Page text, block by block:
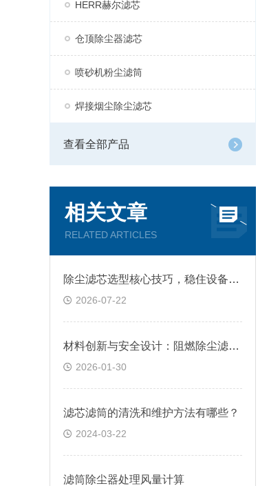
HERR赫尔滤芯
仓顶除尘器滤芯
喷砂机粉尘滤筒
焊接烟尘除尘滤芯
查看全部产品
相关文章
RELATED ARTICLES
除尘滤芯选型核心技巧，稳住设备除尘工况
2026-07-22
材料创新与安全设计：阻燃除尘滤筒技术原理及跨行业应用深析
2026-01-30
滤芯滤筒的清洗和维护方法有哪些？
2024-03-22
滤筒除尘器处理风量计算